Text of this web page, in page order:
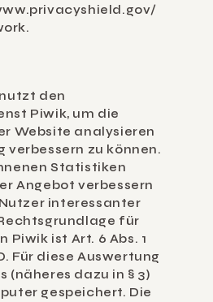
.
den
Piwik, um die
Website analysieren
verbessern zu können.
Statistiken
Angebot verbessern
interessanter
für
ist Art. 6 Abs. 1
Für diese Auswertung
(näheres dazu in § 3)
gespeichert. Die